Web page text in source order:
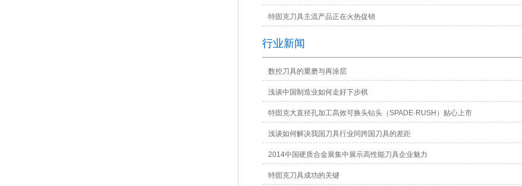
特固克刀具主流产品正在火热促销
行业新闻
数控刀具的重磨与再涂层
浅谈中国制造业如何走好下步棋
特固克大直径孔加工高效可换头钻头（SPADE·RUSH）贴心上市
浅谈如何解决我国刀具行业同跨国刀具的差距
2014中国硬质合金展集中展示高性能刀具企业魅力
特固克刀具成功的关键